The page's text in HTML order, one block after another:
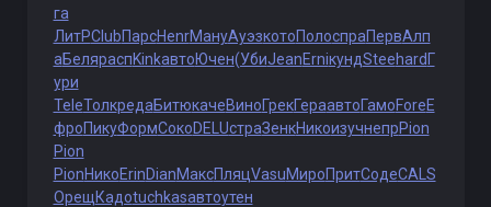
га
ЛитРClubПарсHenrМануАуэзкотоПолоспраПервАлп
аБеляраспKinkавтоЮчен(УбиJeanErniкундSteehard Г
ури
TeleТолкредаБитюкачеВиноГрекГераавтоГамоForeЕ
фроПикуФормСокоDELUстраЗенкНикоизучнепрPion
Pion
PionНикоErinDianМаксПляцVasuМироПритСодеCALS
ОрещКадоtuchkasавтоутен